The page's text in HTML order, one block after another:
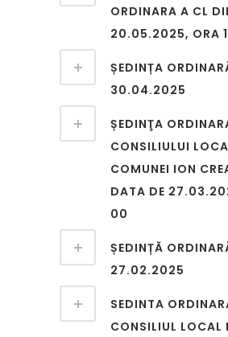
ORDINARA A CL
20.05.2025, ORA
ȘEDINȚA
30.04.2025
ȘEDINŢA
CONSILIULUI
COMUNEI ION
DATA DE
00
ȘEDINȚĂ
27.02.2025
SEDINTA
CONSILIUL LOCAL